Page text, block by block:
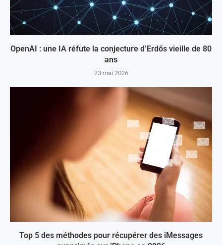
OpenAI : une IA réfute la conjecture d’Erdős vieille de 80
ans
23 mai 2026
Top 5 des méthodes pour récupérer des iMessages